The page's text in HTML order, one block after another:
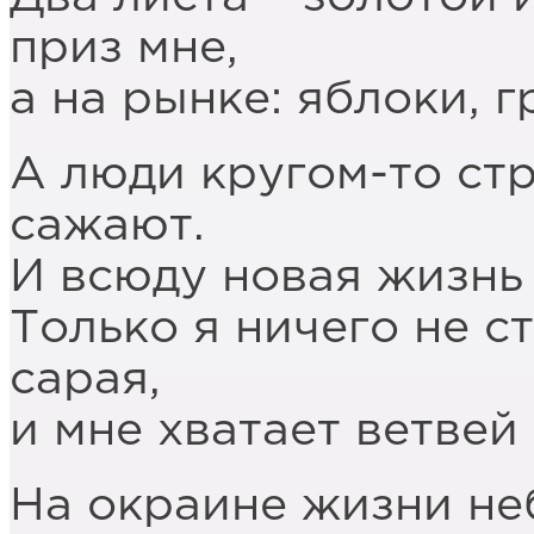
приз мне,
а на рынке: яблоки,
А люди кругом-то
сажают.
И всюду новая жизнь
Только я ничего не
сарая,
и мне хватает
На окраине жизни